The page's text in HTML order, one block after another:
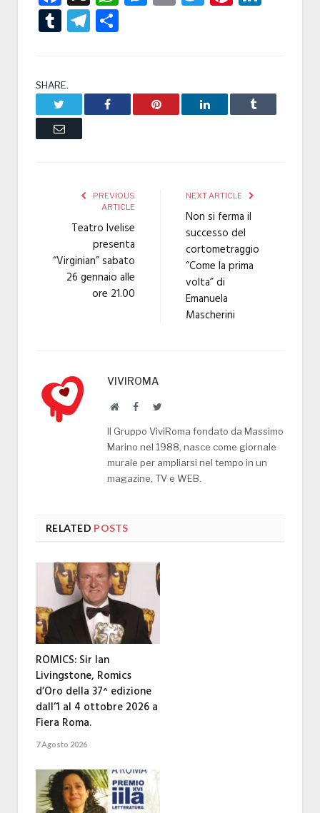
TumblrTelegram
SHARE.
Facebook Pinterest LinkedIn Tumblr
Email
PREVIOUS
ARTICLE
Teatro Ivelise
presenta
“Virginian” sabato
26 gennaio alle
ore 21.00
NEXT ARTICLE
Non si ferma il
successo del
cortometraggio
“Come la prima
volta” di
Emanuela
Mascherini
VIVIROMA
WebsiteFacebookTwitter
Il Gruppo ViviRoma fondato da Massimo
Marino nel 1988, nasce come giornale
murale per ampliarsi nel tempo in un
magazine, TV e WEB.
RELATED POSTS
ROMICS: Sir Ian
Livingstone, Romics
d’Oro della 37^ edizione
dall’1 al 4 ottobre 2026 a
Fiera Roma.
7 Agosto 2026